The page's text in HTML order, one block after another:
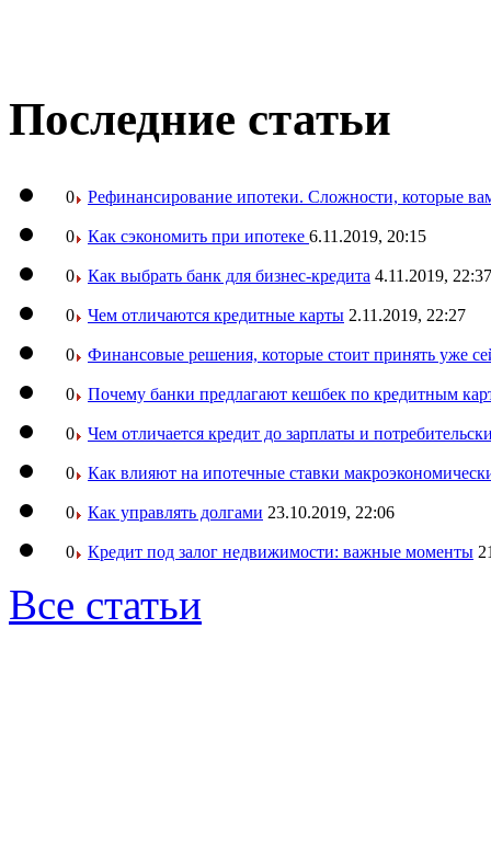
Последние статьи
0 Рефинансирование ипотеки. Сложности, которые
0 Как сэкономить при ипотеке 6.11.2019, 20:15
0 Как выбрать банк для бизнес-кредита 4.11.2019, 22:37
0 Чем отличаются кредитные карты 2.11.2019, 22:27
0 Финансовые решения, которые стоит принять уже
0 Почему банки предлагают кешбек по кредитным
0 Чем отличается кредит до зарплаты и
0 Как влияют на ипотечные ставки
0 Как управлять долгами 23.10.2019, 22:06
0 Кредит под залог недвижимости: важные моменты
Все статьи